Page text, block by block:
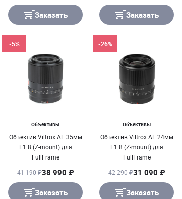
Заказать
Заказать
Объективы
Объектив Viltrox AF 35мм
F1.8 (Z-mount) для
FullFrame
-5%
41 190 ₽38 990 ₽
Заказать
Объективы
Объектив Viltrox AF 24мм
F1.8 (Z-mount) для
FullFrame
-26%
42 290 ₽31 090 ₽
Заказать